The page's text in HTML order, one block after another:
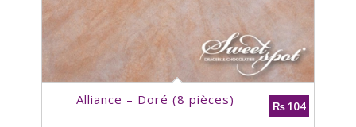
Alliance – Doré (8 pièces) ₨104